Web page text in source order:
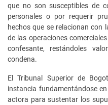
que no son susceptibles de
personales o por requerir
hechos que se relacionan con
de las operaciones
confesante, restándoles
condena.
El Tribunal Superior de
instancia fundamentándose
actora para sustentar los